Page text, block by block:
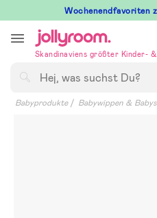
till
innehållet
Wochenendfavoriten
Skandinaviens größter Kinder-
Babyprodukte Babywippen &